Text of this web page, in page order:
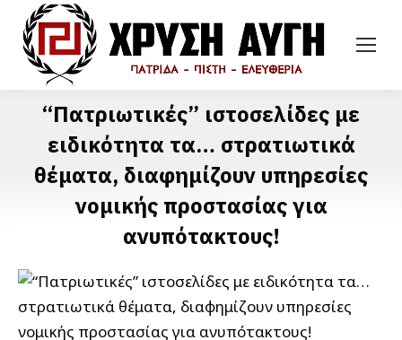
“Πατριωτικές” ιστοσελίδες με
ειδικότητα τα… στρατιωτικά
θέματα, διαφημίζουν υπηρεσίες
νομικής προστασίας για
ανυπότακτους!